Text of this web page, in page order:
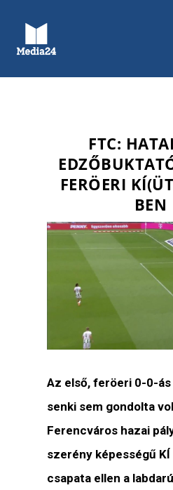
FTC:
FERÖERI
BEN
Az első, feröeri 0-0-
senki sem gondolta
Ferencváros hazai
szerény képességű
csapata ellen a